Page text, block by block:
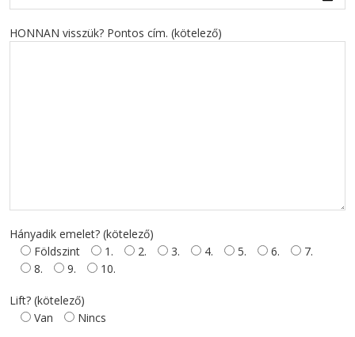
HONNAN visszük? Pontos cím. (kötelező)
Hányadik emelet? (kötelező)
Földszint
1. 2. 3. 4. 5. 6.
7.
8.
9. 10.
Lift? (kötelező)
Van
Nincs